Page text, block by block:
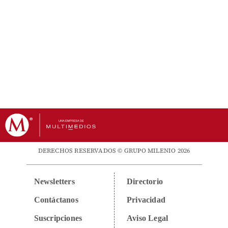
DERECHOS RESERVADOS © GRUPO MILENIO 2026
Newsletters
Contáctanos
Suscripciones
Directorio
Privacidad
Aviso Legal